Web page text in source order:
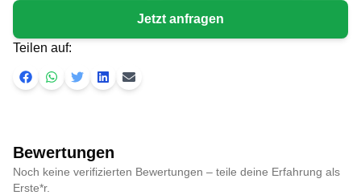
Jetzt anfragen
Teilen auf:
Bewertungen
Noch keine verifizierten Bewertungen – teile deine Erfahrung als
Erste*r.